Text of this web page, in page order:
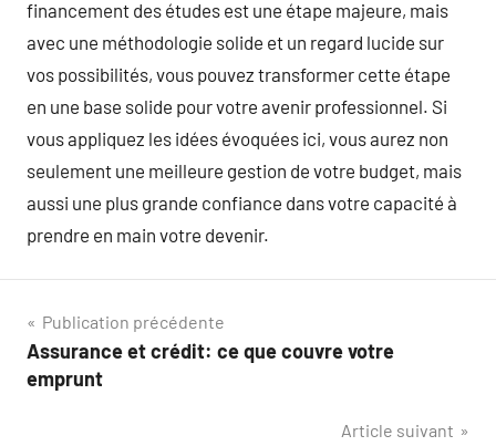
financement des études est une étape majeure, mais
avec une méthodologie solide et un regard lucide sur
vos possibilités, vous pouvez transformer cette étape
en une base solide pour votre avenir professionnel. Si
vous appliquez les idées évoquées ici, vous aurez non
seulement une meilleure gestion de votre budget, mais
aussi une plus grande confiance dans votre capacité à
prendre en main votre devenir.
Navigation
de
Publication précédente
Assurance et crédit: ce que couvre votre
emprunt
Article suivant